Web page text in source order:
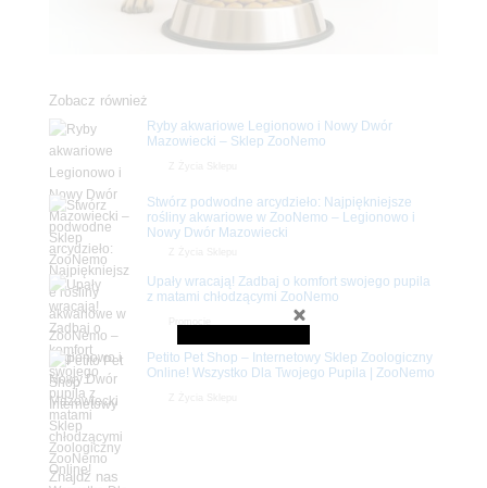
Zobacz również
Ryby akwariowe Legionowo i Nowy Dwór
Mazowiecki – Sklep ZooNemo
Stwórz podwodne arcydzieło: Najpiękniejsze
rośliny akwariowe w ZooNemo – Legionowo i
Nowy Dwór Mazowiecki
Upały wracają! Zadbaj o komfort swojego pupila
z matami chłodzącymi ZooNemo
Petito Pet Shop – Internetowy Sklep Zoologiczny
Online! Wszystko Dla Twojego Pupila | ZooNemo
Znajdź nas